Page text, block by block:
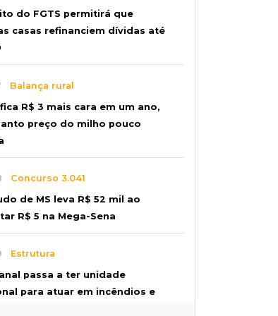
do FGTS permitirá que
casas refinanciem dívidas até
Balança rural
R$ 3 mais cara em um ano,
preço do milho pouco
Concurso 3.041
de MS leva R$ 52 mil ao
R$ 5 na Mega-Sena
Estrutura
passa a ter unidade
para atuar em incêndios e